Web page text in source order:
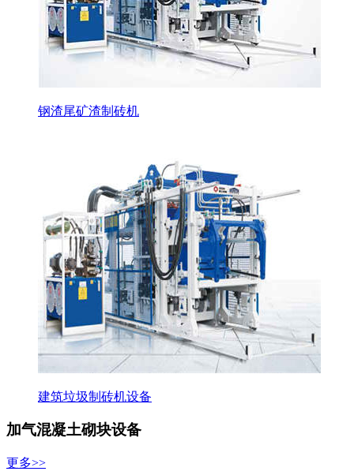
钢渣尾矿渣制砖机
建筑垃圾制砖机设备
加气混凝土砌块设备
更多>>